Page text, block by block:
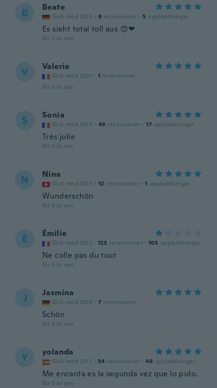
B Beate
Gick med 2018 · 6 recensioner · 5 uppladdningar
Es sieht total toll aus 😍❤
för 5 år sen
V Valerie
Gick med 2021 · 1 recensioner
för 5 år sen
S Sonia
Gick med 2015 · 49 recensioner · 17 uppladdningar
Très jolie
för 5 år sen
N Nina
Gick med 2019 · 12 recensioner · 1 uppladdningar
Wunderschön
för 5 år sen
É Émilie
Gick med 2012 · 123 recensioner · 103 uppladdningar
Ne colle pas du tout
för 5 år sen
J Jasmina
Gick med 2018 · 7 recensioner
Schön
för 5 år sen
Y yolanda
Gick med 2017 · 54 recensioner · 49 uppladdningar
Me encanta es la segunda vez que lo pido.
för 5 år sen